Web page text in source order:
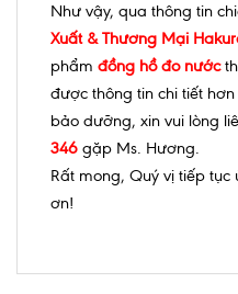
Như vậy, qua thông tin
Xuất & Thương Mại
phẩm đồng hồ đo nước
được thông tin chi tiết
bảo dưỡng, xin vui lòng
346 gặp Ms. Hương.
Rất mong, Quý vị tiếp tục
ơn!